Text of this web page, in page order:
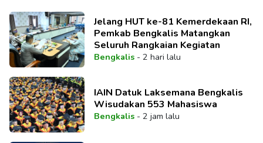
Jelang HUT ke-81 Kemerdekaan RI,
Pemkab Bengkalis Matangkan
Seluruh Rangkaian Kegiatan
Bengkalis- 2 hari lalu
IAIN Datuk Laksemana Bengkalis
Wisudakan 553 Mahasiswa
Bengkalis- 2 jam lalu